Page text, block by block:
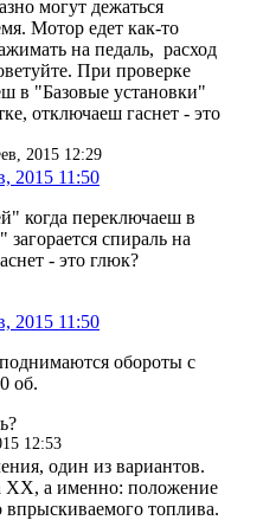
могут дежаться
Мотор едет как-то
на педаль, расход
При проверке
в "Базовые установки"
отключаеш гаснет - это
2015 12:29
2015 11:50
когда переключаеш в
спираль на
- это глюк?
2015 11:50
обороты с
об.
12:53
один из вариантов.
а именно: положение
впрыскиваемого топлива.